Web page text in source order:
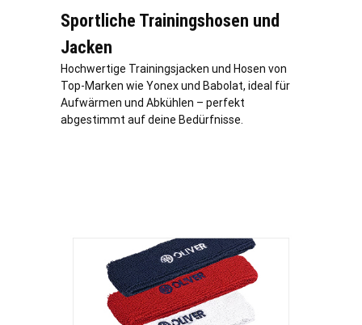
Sportliche Trainingshosen und
Jacken
Hochwertige Trainingsjacken und Hosen von
Top-Marken wie Yonex und Babolat, ideal für
Aufwärmen und Abkühlen – perfekt
abgestimmt auf deine Bedürfnisse.